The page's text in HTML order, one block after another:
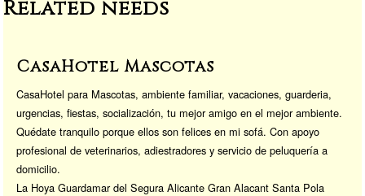
o
k
o
Related needs
CasaHotel Mascotas
CasaHotel para Mascotas, ambiente familiar, vacaciones, guarderia,
urgencias, fiestas, socialización, tu mejor amigo en el mejor ambiente.
Quédate tranquilo porque ellos son felices en mi sofá. Con apoyo
profesional de veterinarios, adiestradores y servicio de peluquería a
domicilio.
La Hoya Guardamar del Segura Alicante Gran Alacant Santa Pola